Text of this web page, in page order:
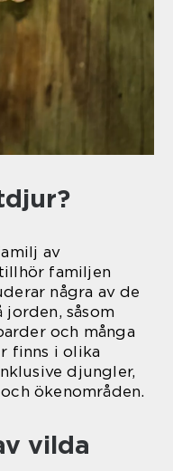
av
familjen
några av de
såsom
och många
finns i olika
djungler,
ökenområden.
vilda